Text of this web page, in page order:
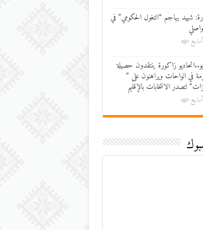
شهيد يهاجم “التغول الحكومي” في
زاكورة ينتقدون حصيلة
في الواحات ويراهنون على ”
لتصدر الانتخابات بالإقليم